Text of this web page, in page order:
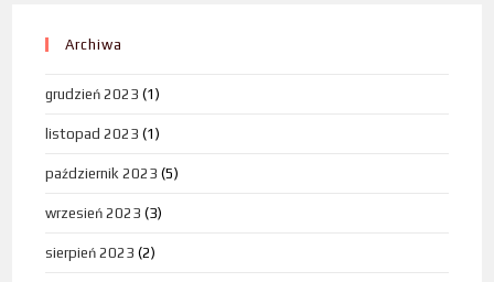
Archiwa
grudzień 2023 (1)
listopad 2023 (1)
październik 2023 (5)
wrzesień 2023 (3)
sierpień 2023 (2)